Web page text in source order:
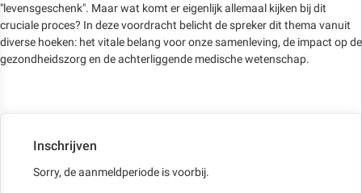
"levensgeschenk". Maar wat komt er eigenlijk allemaal kijken bij dit
cruciale proces? In deze voordracht belicht de spreker dit thema vanuit
diverse hoeken: het vitale belang voor onze samenleving, de impact op de
gezondheidszorg en de achterliggende medische wetenschap.
Inschrijven
Sorry, de aanmeldperiode is voorbij.